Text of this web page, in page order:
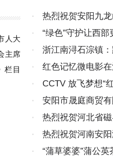
·
热烈祝贺安阳九
美神州》影视拍摄基
·
“绿色”守护让西
态大保护观察
·
浙江南浔石淙镇
·
红色记忆微电影
·
CCTV 放飞梦想“
活动启动
·
安阳市晟庭商贸
奉献社会的行业典范
·
热烈祝贺河北省
百家群众满意医疗机
·
热烈祝贺河南安
为全国质量、服务、
·
“蒲草婆婆”蒲公
人大
主席
栏目